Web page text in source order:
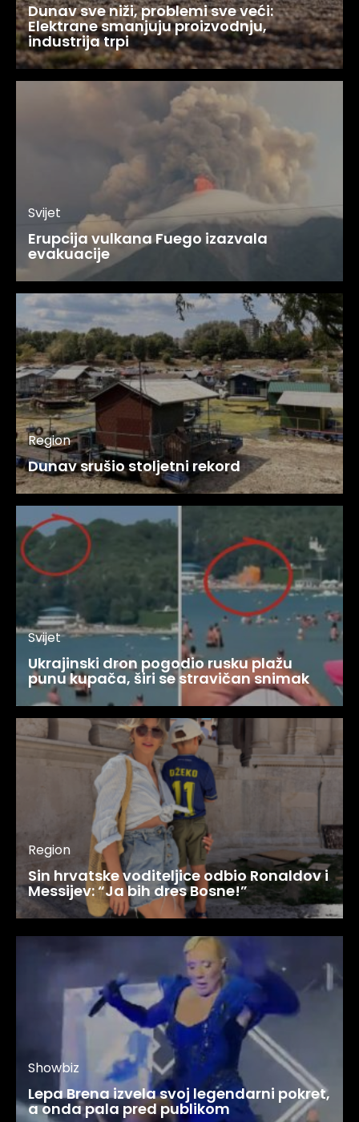
Dunav sve niži, problemi sve veći:
Elektrane smanjuju proizvodnju,
industrija trpi
Svijet
Erupcija vulkana Fuego izazvala
evakuacije
Region
Dunav srušio stoljetni rekord
Svijet
Ukrajinski dron pogodio rusku plažu
punu kupača, širi se stravičan snimak
Region
Sin hrvatske voditeljice odbio Ronaldov i
Messijev: “Ja bih dres Bosne!”
Showbiz
Lepa Brena izvela svoj legendarni pokret,
a onda pala pred publikom